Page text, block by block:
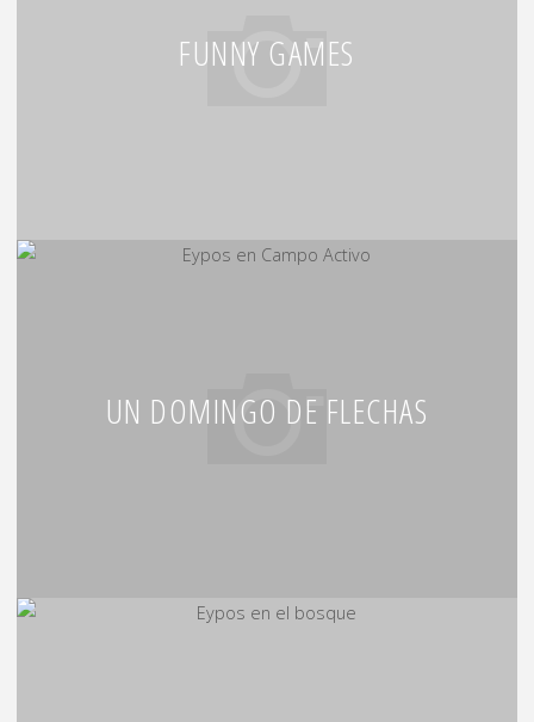
FUNNY GAMES
UN DOMINGO DE FLECHAS